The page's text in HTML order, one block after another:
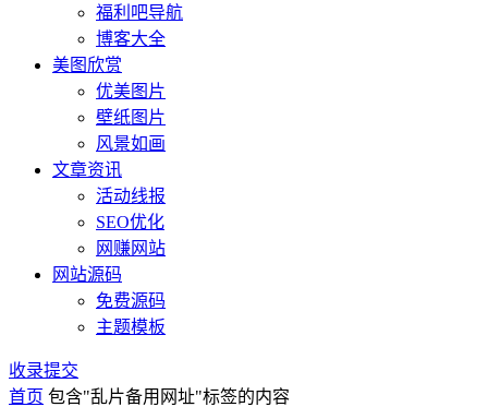
福利吧导航
博客大全
美图欣赏
优美图片
壁纸图片
风景如画
文章资讯
活动线报
SEO优化
网赚网站
网站源码
免费源码
主题模板
收录提交
首页 包含"乱片备用网址"标签的内容